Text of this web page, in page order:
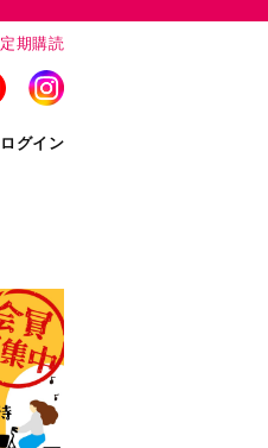
定期購読
ログイン